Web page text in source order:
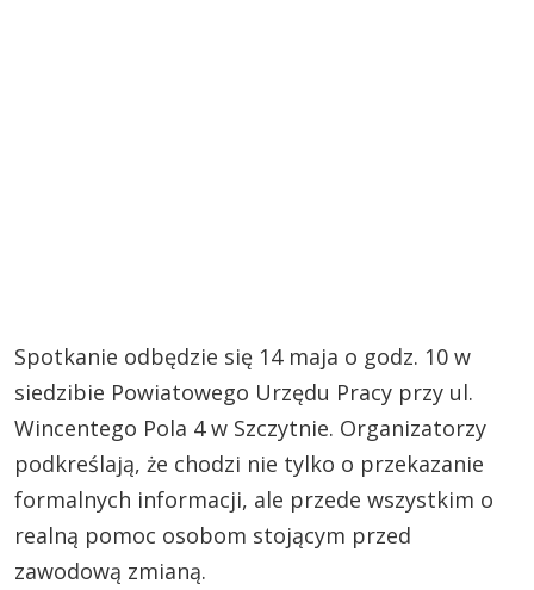
Spotkanie odbędzie się 14 maja o godz. 10 w
siedzibie Powiatowego Urzędu Pracy przy ul.
Wincentego Pola 4 w Szczytnie. Organizatorzy
podkreślają, że chodzi nie tylko o przekazanie
formalnych informacji, ale przede wszystkim o
realną pomoc osobom stojącym przed
zawodową zmianą.